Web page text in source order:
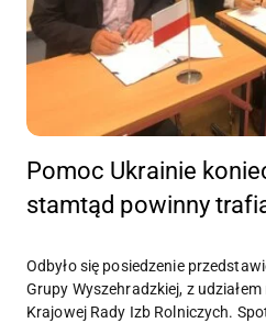
Pomoc Ukrainie
stamtąd powinny
Odbyło się posiedzenie
Grupy Wyszehradzkiej, z
Krajowej Rady Izb Rolniczych.